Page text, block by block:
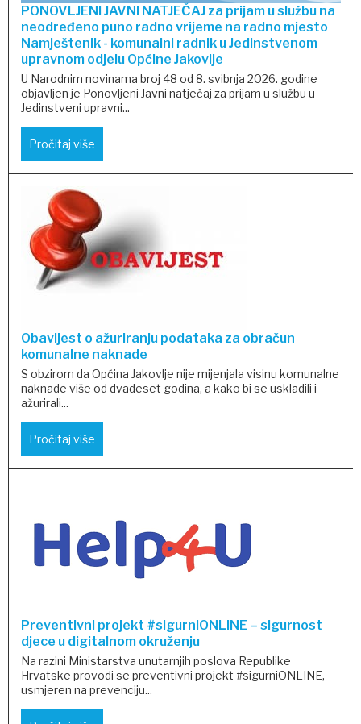
PONOVLJENI JAVNI NATJEČAJ za prijam u službu na
neodređeno puno radno vrijeme na radno mjesto
Namještenik - komunalni radnik u Jedinstvenom
upravnom odjelu Općine Jakovlje
U Narodnim novinama broj 48 od 8. svibnja 2026. godine
objavljen je Ponovljeni Javni natječaj za prijam u službu u
Jedinstveni upravni...
Pročitaj više
Obavijest o ažuriranju podataka za obračun
komunalne naknade
S obzirom da Općina Jakovlje nije mijenjala visinu komunalne
naknade više od dvadeset godina, a kako bi se uskladili i
ažurirali...
Pročitaj više
Preventivni projekt #sigurniONLINE – sigurnost
djece u digitalnom okruženju
Na razini Ministarstva unutarnjih poslova Republike
Hrvatske provodi se preventivni projekt #sigurniONLINE,
usmjeren na prevenciju...